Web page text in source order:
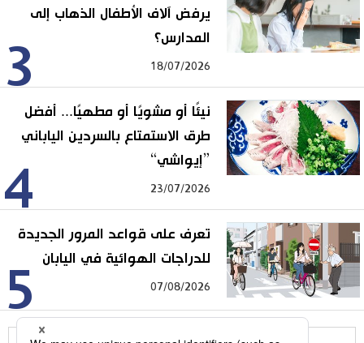
3
يرفض آلاف الأطفال الذهاب إلى
المدارس؟
18/07/2026
4
نيئًا أو مشويًا أو مطهيًا... أفضل
طرق الاستمتاع بالسردين الياباني
”إيواشي“
23/07/2026
5
تعرف على قواعد المرور الجديدة
للدراجات الهوائية في اليابان
07/08/2026